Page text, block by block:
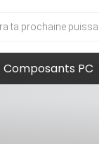
Composants PC